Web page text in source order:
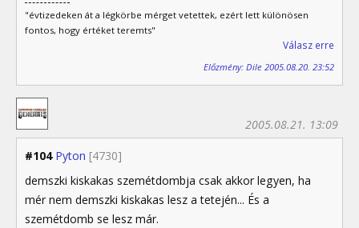
"évtizedeken át a légkörbe mérget vetettek, ezért lett különösen
fontos, hogy értéket teremts"
Válasz erre
Előzmény: Dile 2005.08.20. 23:52
#104 Pyton [4730]
2005.08.21. 13:09
demszki kiskakas szemétdombja csak akkor legyen, ha
mér nem demszki kiskakas lesz a tetején... És a
szemétdomb se lesz már.